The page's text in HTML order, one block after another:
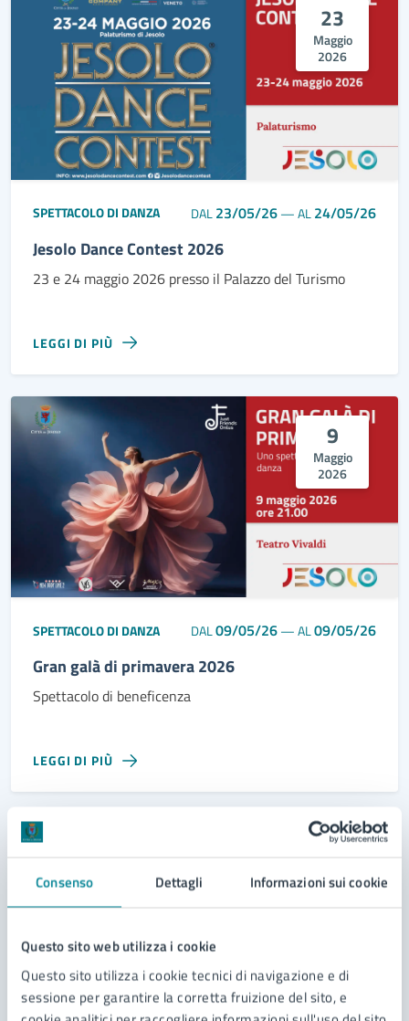
Consenso Dettagli Informazioni sui cookie
Questo sito web utilizza i cookie
Questo sito utilizza i cookie tecnici di navigazione e di
sessione per garantire la corretta fruizione del sito, e
23
Maggio
2026
SPETTACOLO DI DANZA DAL23/05/26—AL24/05/26
Jesolo Dance Contest 2026
23 e 24 maggio 2026 presso il Palazzo del Turismo
LEGGI DI PIÙ
9
Maggio
2026
SPETTACOLO DI DANZA DAL09/05/26—AL09/05/26
Gran galà di primavera 2026
Spettacolo di beneficenza
LEGGI DI PIÙ
30
Aprile
2026